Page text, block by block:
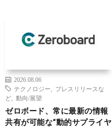
2026.08.06
テクノロジー
プレスリリースな
ど
動向/展望
ゼロボード、常に最新の情報
共有が可能な“動的サプライヤ